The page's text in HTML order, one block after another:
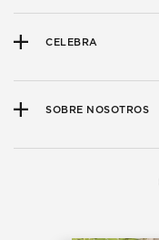
CELEBRA
SOBRE NOSOTROS